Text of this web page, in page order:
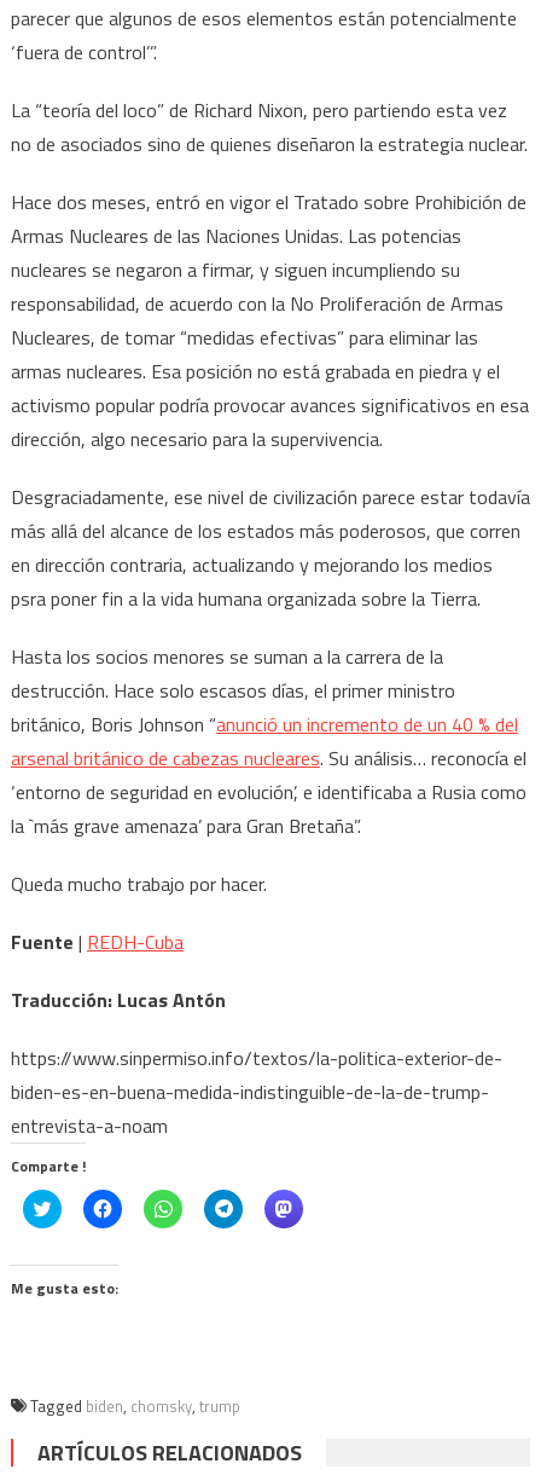
parecer que algunos de esos elementos están potencialmente
‘fuera de control’”.
La “teoría del loco” de Richard Nixon, pero partiendo esta vez
no de asociados sino de quienes diseñaron la estrategia nuclear.
Hace dos meses, entró en vigor el Tratado sobre Prohibición de
Armas Nucleares de las Naciones Unidas. Las potencias
nucleares se negaron a firmar, y siguen incumpliendo su
responsabilidad, de acuerdo con la No Proliferación de Armas
Nucleares, de tomar “medidas efectivas” para eliminar las
armas nucleares. Esa posición no está grabada en piedra y el
activismo popular podría provocar avances significativos en esa
dirección, algo necesario para la supervivencia.
Desgraciadamente, ese nivel de civilización parece estar todavía
más allá del alcance de los estados más poderosos, que corren
en dirección contraria, actualizando y mejorando los medios
psra poner fin a la vida humana organizada sobre la Tierra.
Hasta los socios menores se suman a la carrera de la
destrucción. Hace solo escasos días, el primer ministro
británico, Boris Johnson “anunció un incremento de un 40 % del
arsenal británico de cabezas nucleares. Su análisis… reconocía el
‘entorno de seguridad en evolución’, e identificaba a Rusia como
la `más grave amenaza’ para Gran Bretaña”.
Queda mucho trabajo por hacer.
Fuente | REDH-Cuba
Traducción: Lucas Antón
https://www.sinpermiso.info/textos/la-politica-exterior-de-
biden-es-en-buena-medida-indistinguible-de-la-de-trump-
entrevista-a-noam
Comparte !
Click
to
Twitter
(Se
abre
Haz
clic
en
Facebook
(Se
Haz
clic
Haz
clic
Haz
clic
Me gusta esto:
Tagged biden, chomsky, trump
ARTÍCULOS RELACIONADOS